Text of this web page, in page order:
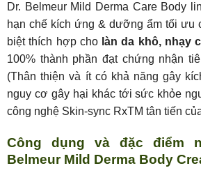
Dr. Belmeur Mild Derma Care Body
hạn chế kích ứng & dưỡng ẩm tối ưu
biệt thích hợp cho làn da khô, nhạy
100% thành phần đạt chứng nhận
(Thân thiện và ít có khả năng gây
nguy cơ gây hại khác tới sức khỏe
công nghệ Skin-sync RxTM tân tiến
Công dụng và đặc điểm
Belmeur Mild Derma Body